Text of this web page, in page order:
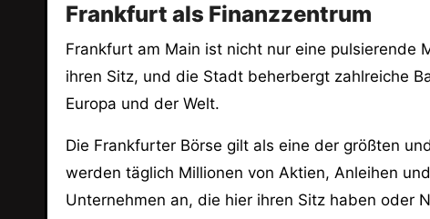
Frankfurt als Finanzzentrum
Frankfurt am Main ist nicht nur eine pulsierende
ihren Sitz, und die Stadt beherbergt zahlreiche
Europa und der Welt.
Die Frankfurter Börse gilt als eine der größten
werden täglich Millionen von Aktien, Anleihen
Unternehmen an, die hier ihren Sitz haben oder